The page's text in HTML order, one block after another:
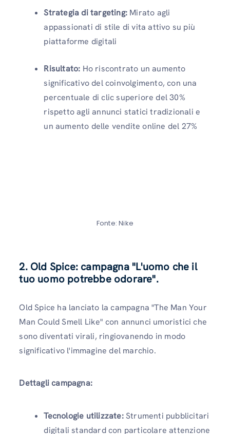
Strategia di targeting: Mirato agli
appassionati di stile di vita attivo su più
piattaforme digitali
Risultato: Ho riscontrato un aumento
significativo del coinvolgimento, con una
percentuale di clic superiore del 30%
rispetto agli annunci statici tradizionali e
un aumento delle vendite online del 27%
Fonte: Nike
2. Old Spice: campagna "L'uomo che il
tuo uomo potrebbe odorare".
Old Spice ha lanciato la campagna "The Man Your
Man Could Smell Like" con annunci umoristici che
sono diventati virali, ringiovanendo in modo
significativo l'immagine del marchio.
Dettagli campagna:
Tecnologie utilizzate:Strumenti pubblicitari
digitali standard con particolare attenzione